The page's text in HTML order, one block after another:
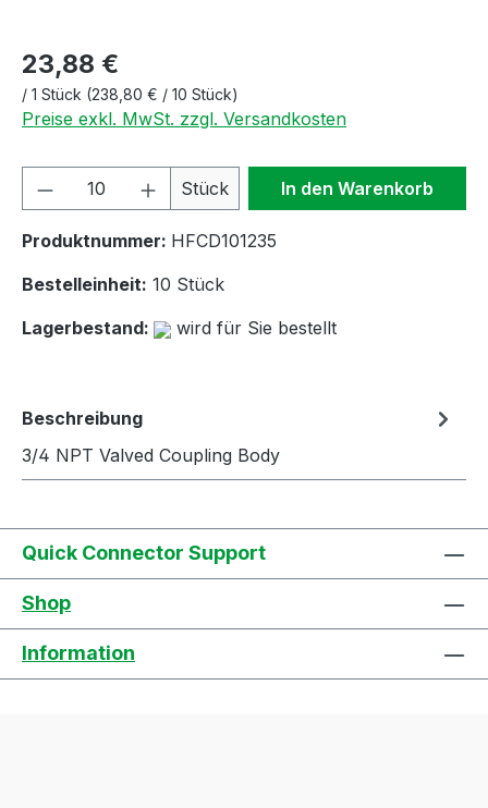
23,88 €
/ 1 Stück (238,80 € / 10 Stück)
Preise exkl. MwSt. zzgl. Versandkosten
Produkt Anzahl: Gib den
Stück In den Warenkorb
Produktnummer: HFCD101235
Bestelleinheit: 10 Stück
Lagerbestand:
wird für Sie bestellt
Beschreibung
3/4 NPT Valved Coupling Body
Quick Connector Support
Shop
Information